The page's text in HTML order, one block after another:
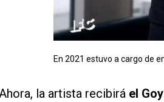
En 2021 estuvo a cargo de
la artista recibirá el